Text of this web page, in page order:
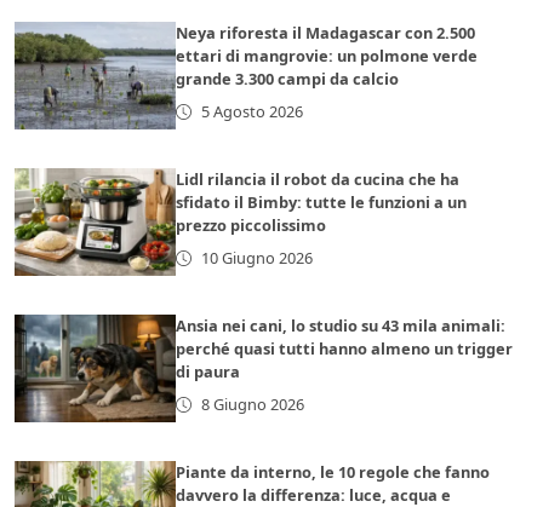
Neya riforesta il Madagascar con 2.500
ettari di mangrovie: un polmone verde
grande 3.300 campi da calcio
5 Agosto 2026
Lidl rilancia il robot da cucina che ha
sfidato il Bimby: tutte le funzioni a un
prezzo piccolissimo
10 Giugno 2026
Ansia nei cani, lo studio su 43 mila animali:
perché quasi tutti hanno almeno un trigger
di paura
8 Giugno 2026
Piante da interno, le 10 regole che fanno
davvero la differenza: luce, acqua e